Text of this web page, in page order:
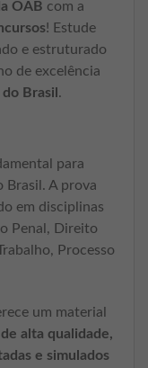
OAB com a
! Estude
e estruturado
de excelência
Brasil .
para
Brasil. A prova
em disciplinas
Penal, Direito
Processo
um material
alta qualidade,
e simulados